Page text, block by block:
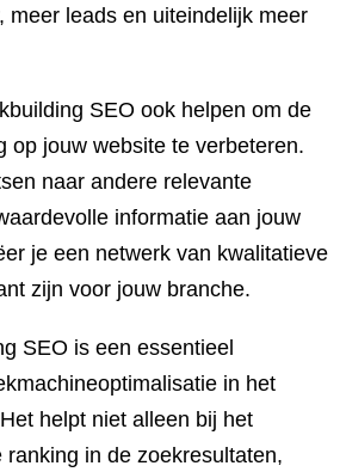
meer leads en uiteindelijk meer
SEO ook helpen om de
op jouw website te verbeteren.
naar andere relevante
informatie aan jouw
je een netwerk van kwalitatieve
zijn voor jouw branche.
SEO is een essentieel
in het
helpt niet alleen bij het
in de zoekresultaten,